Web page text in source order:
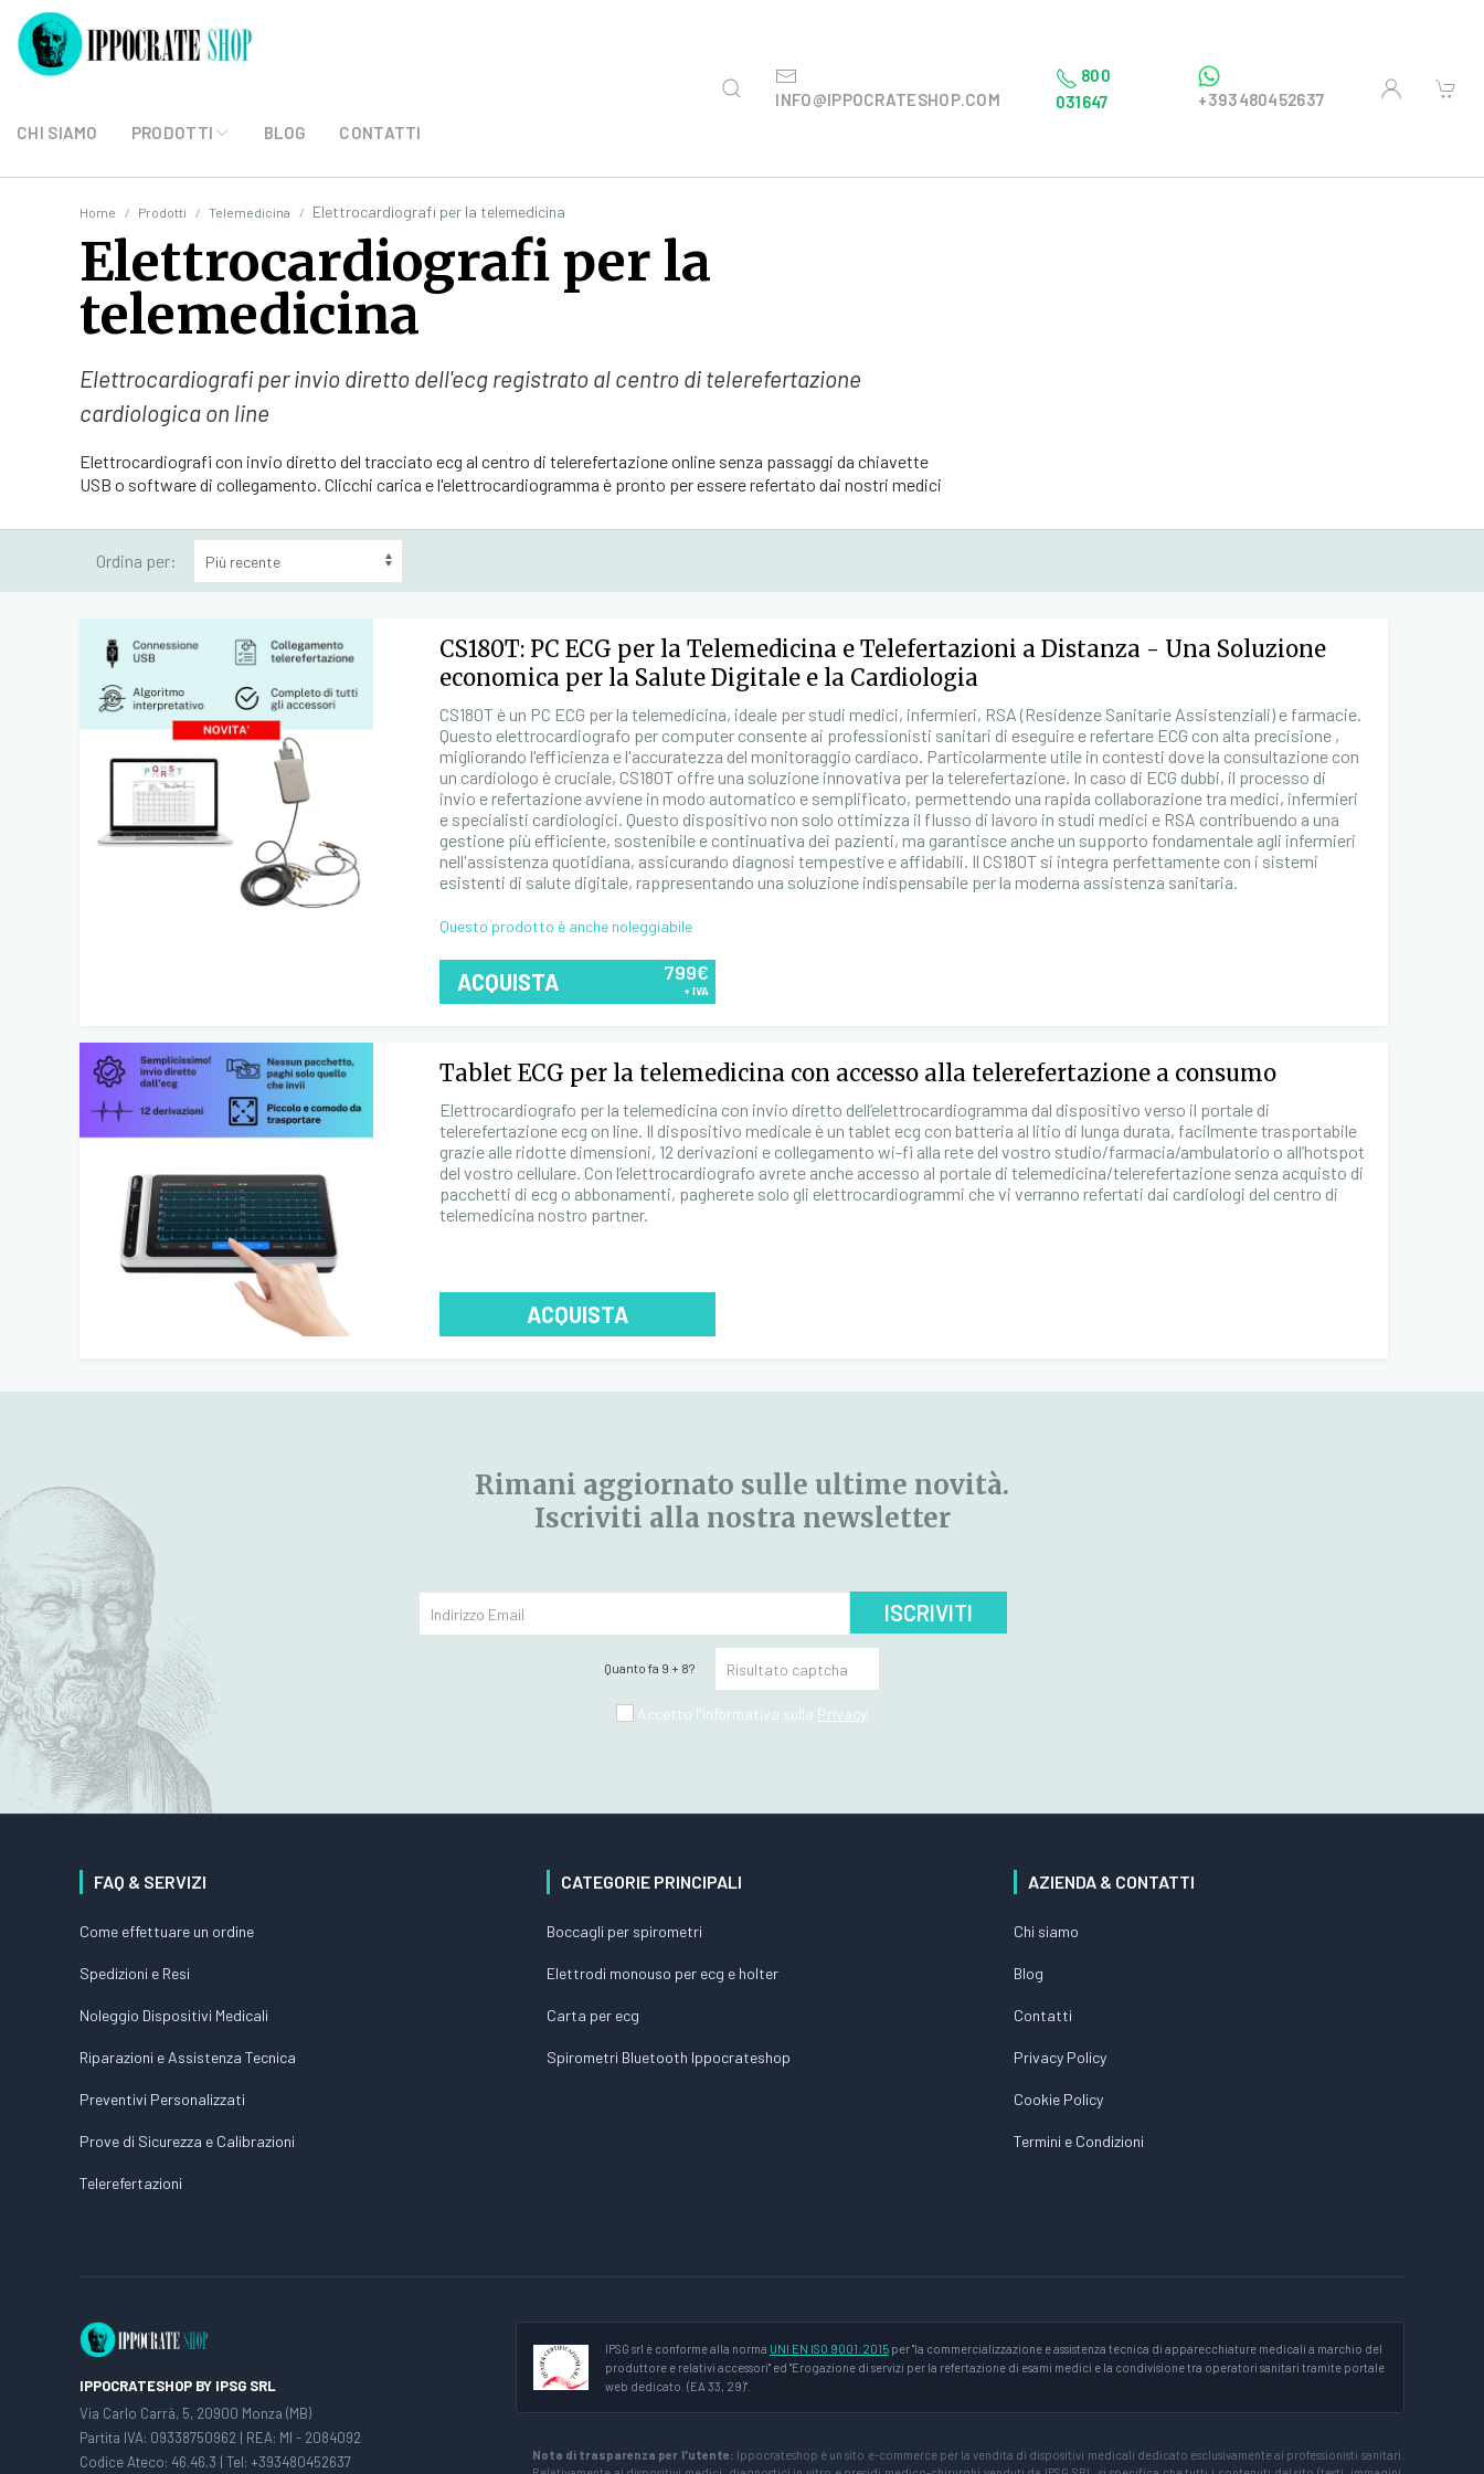
CHI SIAMO PRODOTTI BLOG CONTATTI
INFO@IPPOCRATESHOP.COM
800
031647
+393480452637
Home Prodotti Telemedicina Elettrocardiografi per la telemedicina
Elettrocardiografi per la
telemedicina
Elettrocardiografi per invio diretto dell'ecg registrato al centro di telerefertazione
cardiologica on line
Elettrocardiografi con invio diretto del tracciato ecg al centro di telerefertazione online senza passaggi da chiavette
USB o software di collegamento. Clicchi carica e l'elettrocardiogramma è pronto per essere refertato dai nostri medici
Ordina per:
CS180T: PC ECG per la Telemedicina e Telefertazioni a Distanza - Una Soluzione
economica per la Salute Digitale e la Cardiologia
CS180T è un PC ECG per la telemedicina, ideale per studi medici, infermieri, RSA (Residenze Sanitarie Assistenziali) e farmacie.
Questo elettrocardiografo per computer consente ai professionisti sanitari di eseguire e refertare ECG con alta precisione ,
migliorando l'efficienza e l'accuratezza del monitoraggio cardiaco. Particolarmente utile in contesti dove la consultazione con
un cardiologo è cruciale, CS180T offre una soluzione innovativa per la telerefertazione. In caso di ECG dubbi, il processo di
invio e refertazione avviene in modo automatico e semplificato, permettendo una rapida collaborazione tra medici, infermieri
e specialisti cardiologici. Questo dispositivo non solo ottimizza il flusso di lavoro in studi medici e RSA contribuendo a una
gestione più efficiente, sostenibile e continuativa dei pazienti, ma garantisce anche un supporto fondamentale agli infermieri
nell'assistenza quotidiana, assicurando diagnosi tempestive e affidabili. Il CS180T si integra perfettamente con i sistemi
esistenti di salute digitale, rappresentando una soluzione indispensabile per la moderna assistenza sanitaria.
Questo prodotto è anche noleggiabile
ACQUISTA 799€
+ IVA
Tablet ECG per la telemedicina con accesso alla telerefertazione a consumo
Elettrocardiografo per la telemedicina con invio diretto dell’elettrocardiogramma dal dispositivo verso il portale di
telerefertazione ecg on line. Il dispositivo medicale è un tablet ecg con batteria al litio di lunga durata, facilmente trasportabile
grazie alle ridotte dimensioni, 12 derivazioni e collegamento wi-fi alla rete del vostro studio/farmacia/ambulatorio o all’hotspot
del vostro cellulare. Con l’elettrocardiografo avrete anche accesso al portale di telemedicina/telerefertazione senza acquisto di
pacchetti di ecg o abbonamenti, pagherete solo gli elettrocardiogrammi che vi verranno refertati dai cardiologi del centro di
telemedicina nostro partner.
ACQUISTA
Rimani aggiornato sulle ultime novità.
Iscriviti alla nostra newsletter
ISCRIVITI
Quanto fa 9 + 8?
Accetto l'informativa sulla Privacy
FAQ & SERVIZI
Come effettuare un ordine
Spedizioni e Resi
Noleggio Dispositivi Medicali
Riparazioni e Assistenza Tecnica
Preventivi Personalizzati
Prove di Sicurezza e Calibrazioni
Telerefertazioni
CATEGORIE PRINCIPALI
Boccagli per spirometri
Elettrodi monouso per ecg e holter
Carta per ecg
Spirometri Bluetooth Ippocrateshop
AZIENDA & CONTATTI
Chi siamo
Blog
Contatti
Privacy Policy
Cookie Policy
Termini e Condizioni
IPPOCRATESHOP BY IPSG SRL
Via Carlo Carrà, 5, 20900 Monza (MB)
Partita IVA: 09338750962 | REA: MI - 2084092
Codice Ateco: 46.46.3 | Tel: +393480452637
IPSG srl è conforme alla norma UNI EN ISO 9001:2015per "la commercializzazione e assistenza tecnica di apparecchiature medicali a marchio del
produttore e relativi accessori" ed "Erogazione di servizi per la refertazione di esami medici e la condivisione tra operatori sanitari tramite portale
web dedicato. (EA 33, 29)".
Nota di trasparenza per l'utente: Ippocrateshop è un sito e-commerce per la vendita di dispositivi medicali dedicato esclusivamente ai professionisti sanitari.